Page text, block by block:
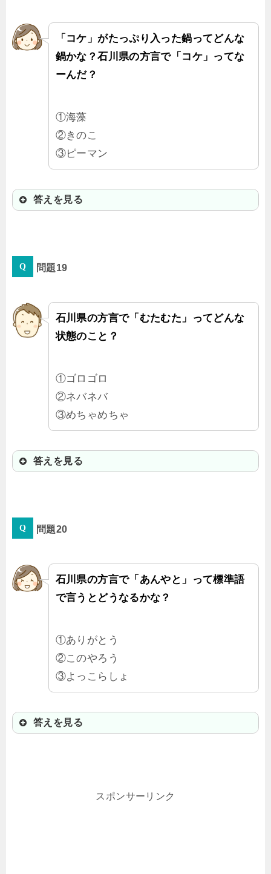
「コケ」がたっぷり入った鍋ってどんな
鍋かな？石川県の方言で「コケ」ってな
ーんだ？
①海藻
②きのこ
③ピーマン
答えを見る
石川県で「コケ」と言ったら緑色の
だって！
問題19
石川県の方言で「むたむた」ってどんな
状態のこと？
①ゴロゴロ
②ネバネバ
③めちゃめちゃ
答えを見る
「また部屋むたむたにして！」って
ゃ、ごちゃごちゃなど散らかってい
る様子だよ。
問題20
石川県の方言で「あんやと」って標準語
で言うとどうなるかな？
①ありがとう
②このやろう
③よっこらしょ
答えを見る
親しい人に気軽に言うときに使う
スポンサーリンク